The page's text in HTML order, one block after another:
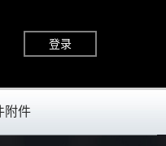
登录
附件